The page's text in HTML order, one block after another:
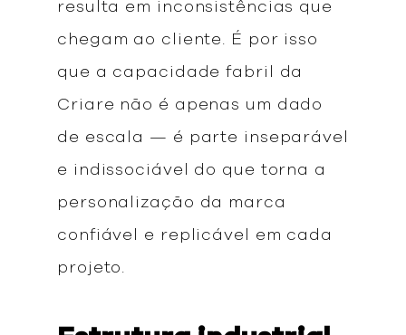
resulta em inconsistências que
chegam ao cliente. É por isso
que a capacidade fabril da
Criare não é apenas um dado
de escala — é parte inseparável
e indissociável do que torna a
personalização da marca
confiável e replicável em cada
projeto.